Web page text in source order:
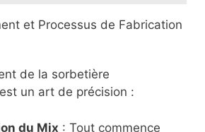
et Processus de Fabrication
de la sorbetière
un art de précision :
du Mix : Tout commence